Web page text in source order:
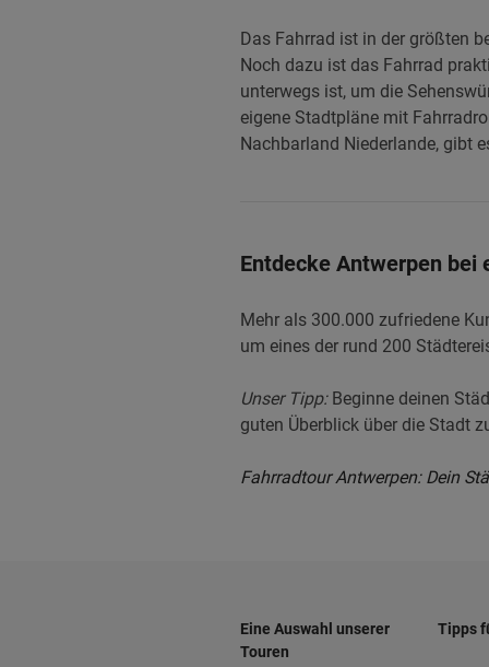
Das Fahrrad ist in der größten
Noch dazu ist das Fahrrad
unterwegs ist, um die
eigene Stadtpläne mit
Nachbarland Niederlande, gibt
Entdecke Antwerpen bei
Mehr als 300.000 zufriedene
um eines der rund 200
Unser Tipp:Beginne deinen
guten Überblick über die Stadt
Fahrradtour Antwerpen: Dein
Eine Auswahl unserer
Touren
Tipps